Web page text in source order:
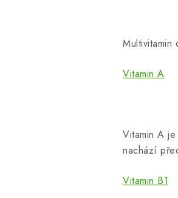
Vitamin A
Vitamin A
nachází
Vitamin B1